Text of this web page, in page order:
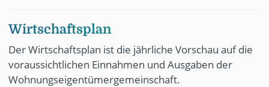
Wirtschaftsplan
Der Wirtschaftsplan ist die jährliche Vorschau auf die
voraussichtlichen Einnahmen und Ausgaben der
Wohnungseigentümergemeinschaft.